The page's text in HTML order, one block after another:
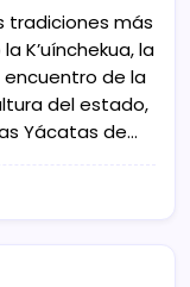
tradiciones más
K’uínchekua, la
de la
del estado,
Yácatas de…